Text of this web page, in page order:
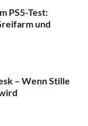
PS5-Test:
und
– Wenn Stille